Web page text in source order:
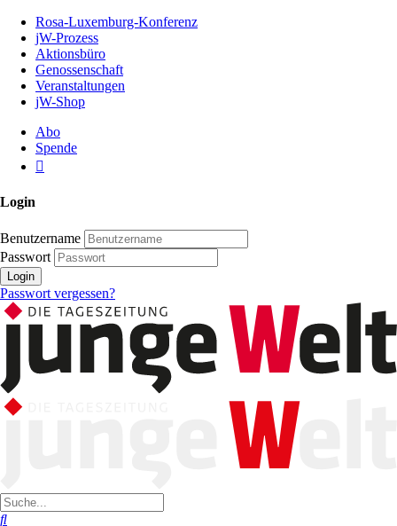
Inhalt
Seite
Rosa-Luxemburg-Konferenz
jW-Prozess
Aktionsbüro
Genossenschaft
Veranstaltungen
jW-Shop
Abo
Spende
Login
Benutzername
Passwort
Login
Passwort vergessen?